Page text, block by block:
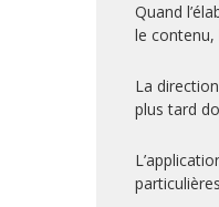
Quand
le
La
plus tard